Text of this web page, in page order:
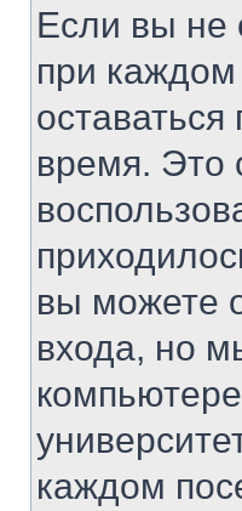
Если вы не
при
время. Это
вы можете
входа, но
каждом